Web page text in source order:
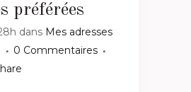
préférées
dans Mes adresses
0 Commentaires